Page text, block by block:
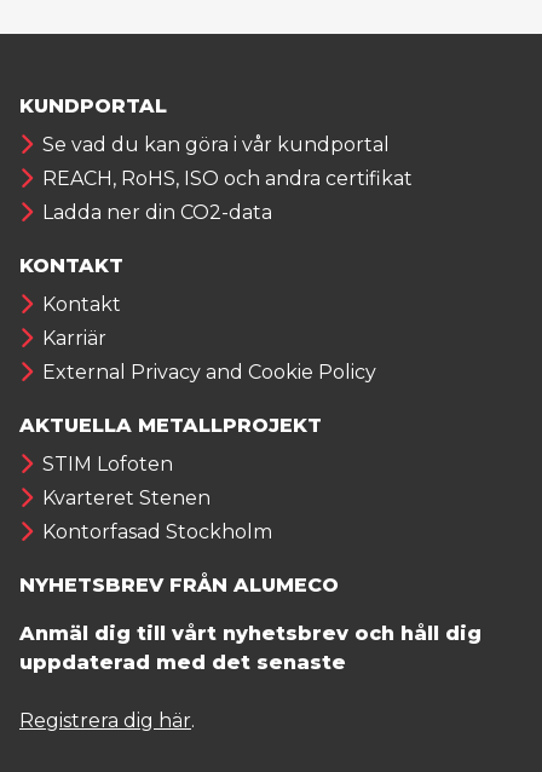
KUNDPORTAL
Se vad du kan göra i vår kundportal
REACH, RoHS, ISO och andra certifikat
Ladda ner din CO2-data
KONTAKT
Kontakt
Karriär
External Privacy and Cookie Policy
AKTUELLA METALLPROJEKT
STIM Lofoten
Kvarteret Stenen
Kontorfasad Stockholm
NYHETSBREV FRÅN ALUMECO
Anmäl dig till vårt nyhetsbrev och håll dig
uppdaterad med det senaste
Registrera dig här.